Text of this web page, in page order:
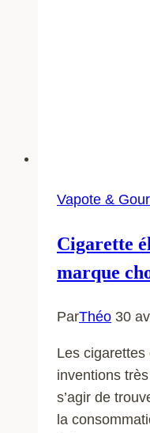
Vapote &
Cigarette
marque
ParThéo 30
Les
inventions
s’agir de
la